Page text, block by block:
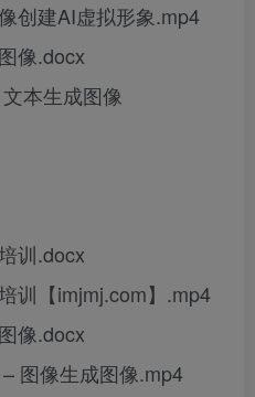
建AI虚拟形象.mp4
.docx
生成图像
.docx
imjmj.com】.mp4
.docx
像生成图像.mp4